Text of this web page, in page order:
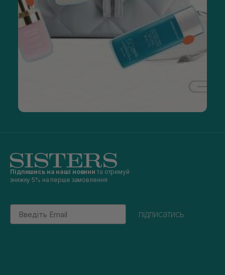
Підпишись на наші новини та отримуй
знижку 5% на перше замовлення
Email
підписатись